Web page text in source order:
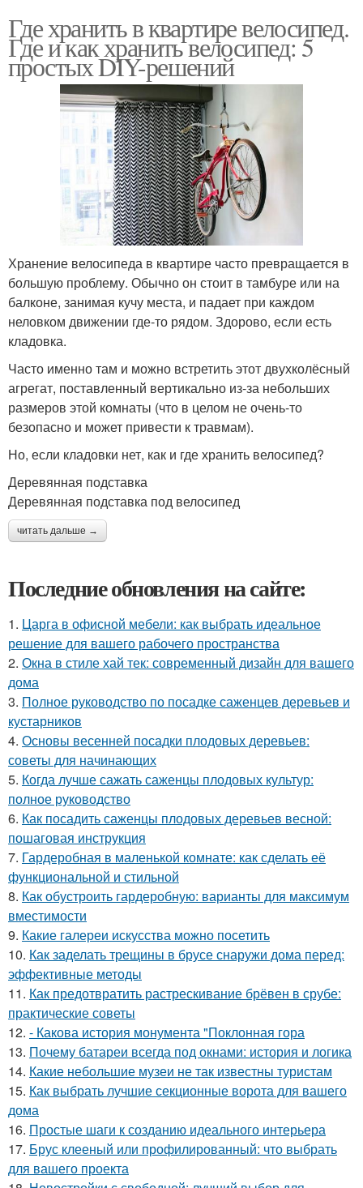
Где хранить в квартире велосипед.
Где и как хранить велосипед: 5
простых DIY-решений
Хранение велосипеда в квартире часто превращается в
большую проблему. Обычно он стоит в тамбуре или на
балконе, занимая кучу места, и падает при каждом
неловком движении где-то рядом. Здорово, если есть
кладовка.
Часто именно там и можно встретить этот двухколёсный
агрегат, поставленный вертикально из-за небольших
размеров этой комнаты (что в целом не очень-то
безопасно и может привести к травмам).
Но, если кладовки нет, как и где хранить велосипед?
Деревянная подставка
Деревянная подставка под велосипед
читать дальше →
Последние обновления на сайте:
1. Царга в офисной мебели: как выбрать идеальное
решение для вашего рабочего пространства
2. Окна в стиле хай тек: современный дизайн для вашего
дома
3. Полное руководство по посадке саженцев деревьев и
кустарников
4. Основы весенней посадки плодовых деревьев:
советы для начинающих
5. Когда лучше сажать саженцы плодовых культур:
полное руководство
6. Как посадить саженцы плодовых деревьев весной:
пошаговая инструкция
7. Гардеробная в маленькой комнате: как сделать её
функциональной и стильной
8. Как обустроить гардеробную: варианты для максимум
вместимости
9. Какие галереи искусства можно посетить
10. Как заделать трещины в брусе снаружи дома перед:
эффективные методы
11. Как предотвратить растрескивание брёвен в срубе:
практические советы
12. - Какова история монумента "Поклонная гора
13. Почему батареи всегда под окнами: история и логика
14. Какие небольшие музеи не так известны туристам
15. Как выбрать лучшие секционные ворота для вашего
дома
16. Простые шаги к созданию идеального интерьера
17. Брус клееный или профилированный: что выбрать
для вашего проекта